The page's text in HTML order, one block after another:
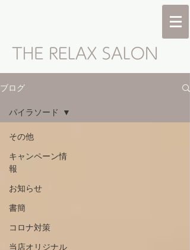
ブログ
その他
キャンペーン情
報
お知らせ
書簡
コロナ対策
当店オリジナル
パイラソード